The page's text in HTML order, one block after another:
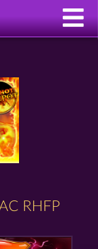
RHFP